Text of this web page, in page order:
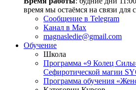
время мы остаёмся на связи для
Сообщение в Telegram
Канал в Max
magnasledie@gmail.com
Обучение
Школа
Программа «9 Колец
Сефиротической магии
Программа обучения